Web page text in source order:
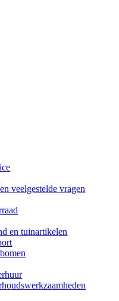
veelgestelde vragen
en tuinartikelen